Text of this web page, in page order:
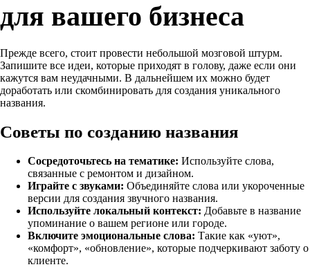
для вашего бизнеса
Прежде всего, стоит провести небольшой мозговой штурм.
Запишите все идеи, которые приходят в голову, даже если они
кажутся вам неудачными. В дальнейшем их можно будет
доработать или скомбинировать для создания уникального
названия.
Советы по созданию названия
Сосредоточьтесь на тематике: Используйте слова,
связанные с ремонтом и дизайном.
Играйте с звуками: Объединяйте слова или укороченные
версии для создания звучного названия.
Используйте локальный контекст: Добавьте в название
упоминание о вашем регионе или городе.
Включите эмоциональные слова: Такие как «уют»,
«комфорт», «обновление», которые подчеркивают заботу о
клиенте.